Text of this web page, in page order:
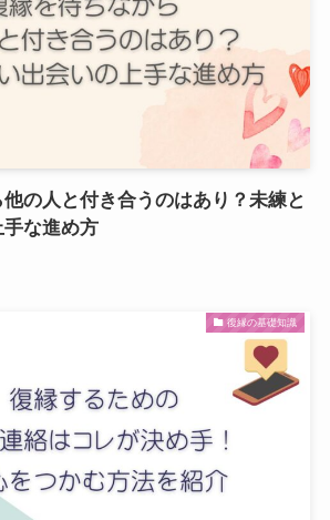
の人と付き合うのはあり？未練と
な進め方
復縁の基礎知識